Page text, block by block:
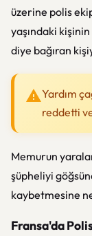
üzerine polis
yaşındaki
diye bağıran
Yardım
reddetti
Memurun
şüpheliyi
kaybetmesine
Fransa'da